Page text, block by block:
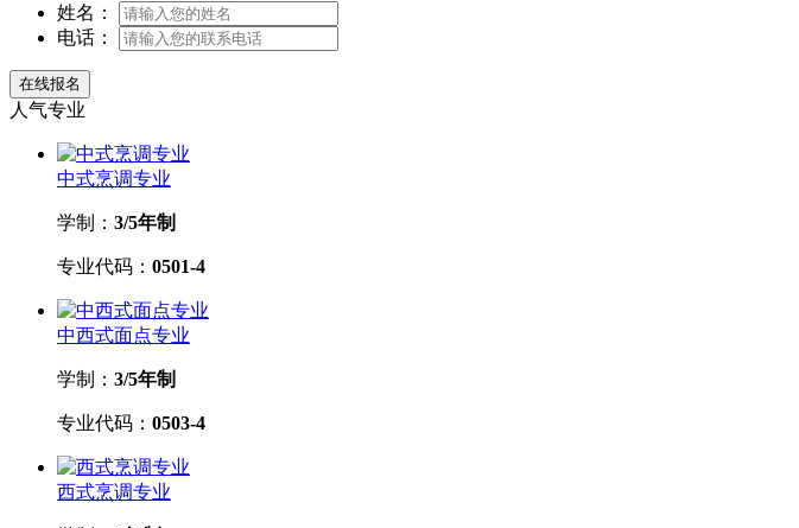
姓名：
电话：
人气专业
中式烹调专业
学制： 3/5年制
专业代码： 0501-4
中西式面点专业
学制： 3/5年制
专业代码： 0503-4
西式烹调专业